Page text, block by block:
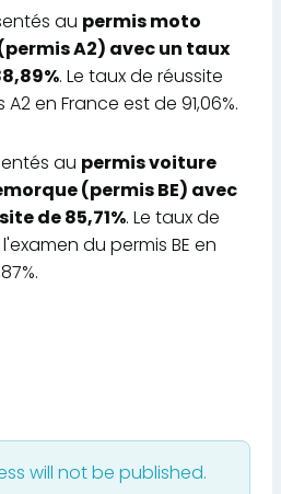
au permis moto
A2) avec un taux
. Le taux de réussite
en France est de 91,06%.
au permis voiture
(permis BE) avec
de 85,71%. Le taux de
du permis BE en
will not be published.